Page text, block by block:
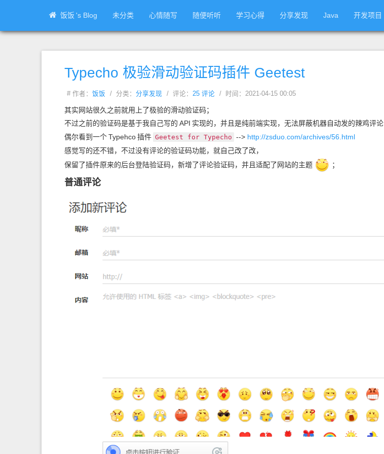
饭饭 's Blog 未分类 心情随写 随便听听 学习心得 分享发现 Java 开发项目
Typecho 极验滑动验证码插件 Geetest
# 作者： 饭饭 / 分类： 分享发现 / 评论： 25 评论 / 时间：2021-04-15 00:05
其实网站很久之前就用上了极验的滑动验证码；
不过之前的验证码是基于我自己写的 API 实现的，并且是纯前端实现，无法屏蔽机器自动发的辣鸡评论
偶尔看到一个Typehco插件 Geetest for Typecho --> http://zsduo.com/archives/56.html
感觉写的还不错，不过没有评论的验证码功能，就自己改了改，
保留了插件原来的后台登陆验证码，新增了评论验证码，并且适配了网站的主题
；
普通评论